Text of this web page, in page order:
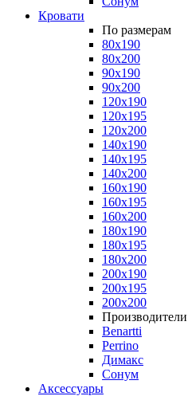
Кровати
По размерам
80x190
80x200
90x190
90x200
120x190
120x195
120x200
140x190
140x195
140x200
160x190
160x195
160x200
180x190
180x195
180x200
200x190
200x195
200x200
Производители
Benartti
Perrino
Димакс
Сонум
Аксессуары